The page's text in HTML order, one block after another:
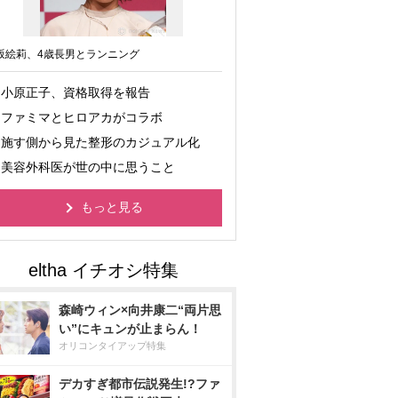
絵莉、4歳長男とランニング
小原正子、資格取得を報告
ファミマとヒロアカがコラボ
施す側から見た整形のカジュアル化
美容外科医が世の中に思うこと
もっと見る
森崎ウィン×向井康二“両片思
い”にキュンが止まらん！
オリコンタイアップ特集
デカすぎ都市伝説発生!?ファ